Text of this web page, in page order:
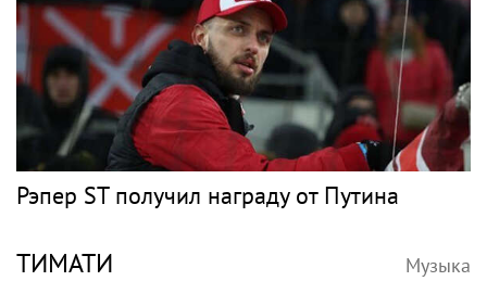
Рэпер ST получил награду от Путина
ТИМАТИ Музыка